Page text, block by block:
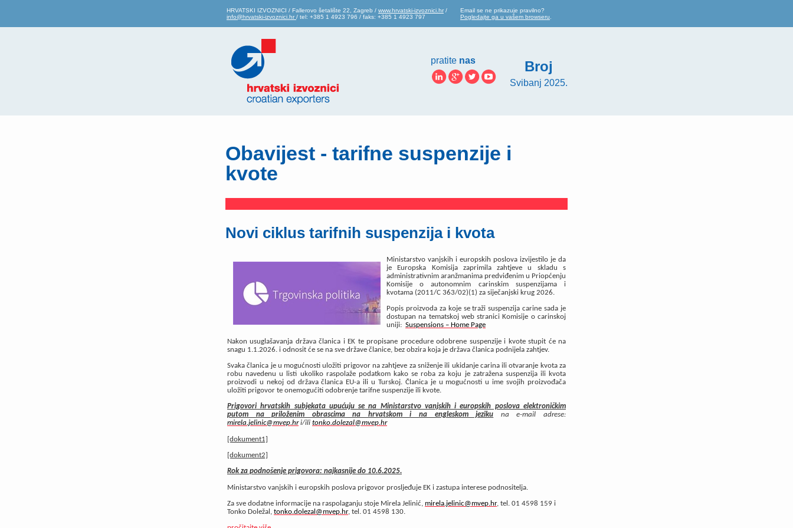
HRVATSKI IZVOZNICI / Fallerovo šetalište 22, Zagreb / www.hrvatski-izvoznici.hr /
info@hrvatski-izvoznici.hr / tel: +385 1 4923 796 / faks: +385 1 4923 797
Email se ne prikazuje pravilno?
Pogledajte ga u vašem browseru
pratite nas Broj
Svibanj 2025.
Obavijest - tarifne suspenzije i
kvote
Novi ciklus tarifnih suspenzija i kvota
Ministarstvo vanjskih i europskih poslova izvijestilo je da
je Europska Komisija zaprimila zahtjeve u skladu s
administrativnim aranžmanima predviđenim u Priopćenju
Komisije o autonomnim carinskim suspenzijama i
kvotama (2011/C 363/02)(1) za siječanjski krug 2026.
Popis proizvoda za koje se traži suspenzija carine sada je
dostupan na tematskoj web stranici Komisije o carinskoj
uniji: Suspensions – Home Page
Nakon usuglašavanja država članica i EK te propisane procedure odobrene suspenzije i kvote stupit će na
snagu 1.1.2026. i odnosit će se na sve države članice, bez obzira koja je država članica podnijela zahtjev.
Svaka članica je u mogućnosti uložiti prigovor na zahtjeve za sniženje ili ukidanje carina ili otvaranje kvota za
robu navedenu u listi ukoliko raspolaže podatkom kako se roba za koju je zatražena suspenzija ili kvota
proizvodi u nekoj od država članica EU-a ili u Turskoj. Članica je u mogućnosti u ime svojih proizvođača
uložiti prigovor te onemogućiti odobrenje tarifne suspenzije ili kvote.
Prigovori hrvatskih subjekata upućuju se na Ministarstvo vanjskih i europskih poslova elektroničkim
putom na priloženim obrascima na hrvatskom i na engleskom jeziku na e-mail adrese:
mirela.jelinic@mvep.hri/ili tonko.dolezal@mvep.hr
[dokument1]
[dokument2]
Rok za podnošenje prigovora: najkasnije do 10.6.2025.
Ministarstvo vanjskih i europskih poslova prigovor prosljeđuje EK i zastupa interese podnositelja.
Za sve dodatne informacije na raspolaganju stoje Mirela Jelinić, mirela.jelinic@mvep.hr, tel. 01 4598 159 i
Tonko Doležal, tonko.dolezal@mvep.hr, tel. 01 4598 130.